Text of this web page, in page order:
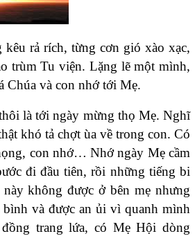
kêu rả rích, từng cơn gió xào xạc,
trùm Tu viện. Lặng lẽ một mình,
Chúa và con nhớ tới Mẹ.
là tới ngày mừng thọ Mẹ. Nghĩ
khó tả chợt ùa về trong con. Có
con nhớ… Nhớ ngày Mẹ cầm
đi đầu tiên, rồi những tiếng bi
không được ở bên mẹ nhưng
bình và được an ủi vì quanh mình
trang lứa, có Mẹ Hội dòng